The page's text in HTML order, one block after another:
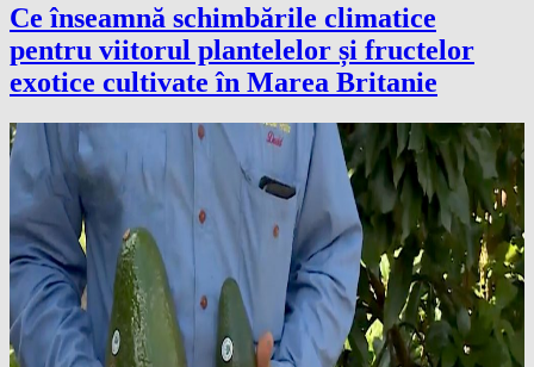
Ce înseamnă schimbările climatice
pentru viitorul plantelelor și fructelor
exotice cultivate în Marea Britanie